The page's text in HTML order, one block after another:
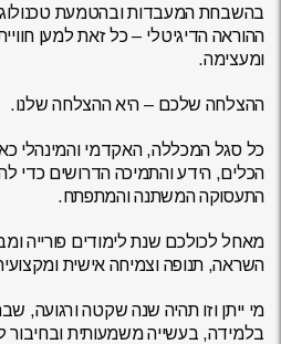
בהשבחת המעבדות ובהטמעת
ההוראה הדיגיטלי – כל זאת למען
ומעצימה.
ההצלחה שלכם – היא ההצלחה שלנו.
כל סגל המכללה, האקדמי והמינהלי
הכלים, הידע והתמיכה הדרושים כדי
התעסוקה המשתנה והמתפתח.
מאחל לכולכם שנת לימודים פורייה
השראה, תנופה וצמיחה אישית
מי ייתן וזו תהיה שנה שקטה ורגועה,
בלמידה, בעשייה משמעותית ובחיבור